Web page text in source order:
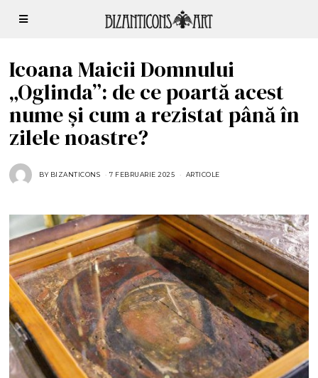
Icoana Maicii Domnului
„Oglinda”: de ce poartă acest
nume și cum a rezistat până în
zilele noastre?
BY BIZANTICONS 7 FEBRUARIE 2025
U
A
R
I
E
2
2
5
ARTICOLE